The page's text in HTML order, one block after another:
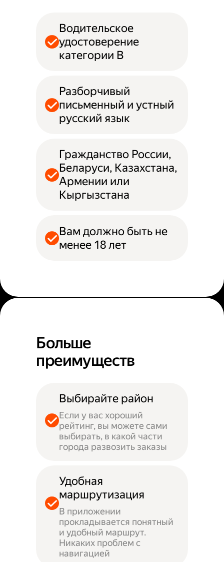
Водительское
удостоверение
категории B
Разборчивый
письменный и устный
русский язык
Гражданство России,
Беларуси, Казахстана,
Армении или
Кыргызстана
Вам должно быть не
менее 18 лет
Больше
преимуществ
Выбирайте район
Если у вас хороший
рейтинг, вы можете сами
выбирать, в какой части
города развозить заказы
Удобная
маршрутизация
В приложении
прокладывается понятный
и удобный маршрут.
Никаких проблем с
навигацией